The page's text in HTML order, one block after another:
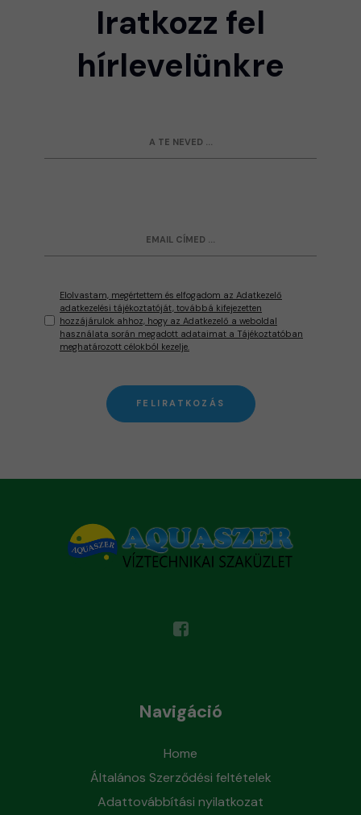
Iratkozz fel
hírlevelünkre
Elolvastam, megértettem és elfogadom az Adatkezelő
adatkezelési tájékoztatóját, továbbá kifejezetten
hozzájárulok ahhoz, hogy az Adatkezelő a weboldal
használata során megadott adataimat a Tájékoztatóban
meghatározott célokból kezelje.
FELIRATKOZÁS
Navigáció
Home
Általános Szerződési feltételek
Adattovábbítási nyilatkozat